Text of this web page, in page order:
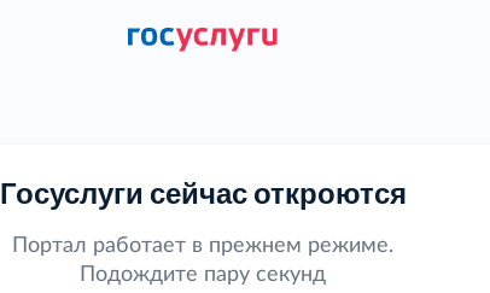
Госуслуги сейчас откроются
Портал работает в прежнем режиме.
Подождите пару секунд